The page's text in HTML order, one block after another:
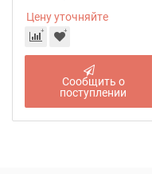
Цену уточняйте
Сообщить о
поступлении